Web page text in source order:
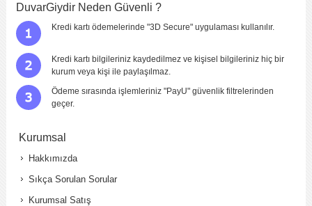
DuvarGiydir Neden Güvenli ?
Kredi kartı ödemelerinde "3D Secure" uygulaması kullanılır.
Kredi kartı bilgileriniz kaydedilmez ve kişisel bilgileriniz hiç bir
kurum veya kişi ile paylaşılmaz.
Ödeme sırasında işlemleriniz "PayU" güvenlik filtrelerinden
geçer.
Kurumsal
Hakkımızda
Sıkça Sorulan Sorular
Kurumsal Satış